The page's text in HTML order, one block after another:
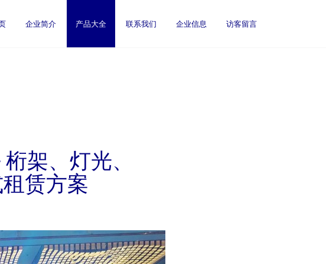
企业简介 产品大全 联系我们 企业信息 访客留言
架、灯光、
赁方案